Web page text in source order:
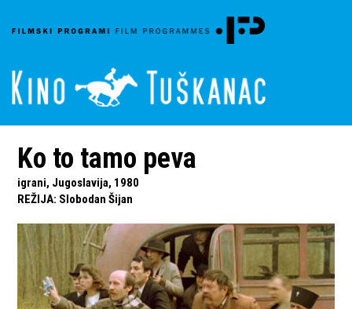
Ko to tamo peva
igrani, Jugoslavija, 1980
REŽIJA: Slobodan Šijan